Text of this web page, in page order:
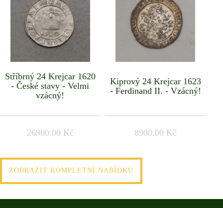
Stříbrný 24 Krejcar 1620
- České stavy - Velmi
vzácný!
26900.00 Kč
Kiprový 24 Krejcar 1623
- Ferdinand II. - Vzácný!
8900.00 Kč
ZOBRAZIT KOMPLETNÍ NABÍDKU